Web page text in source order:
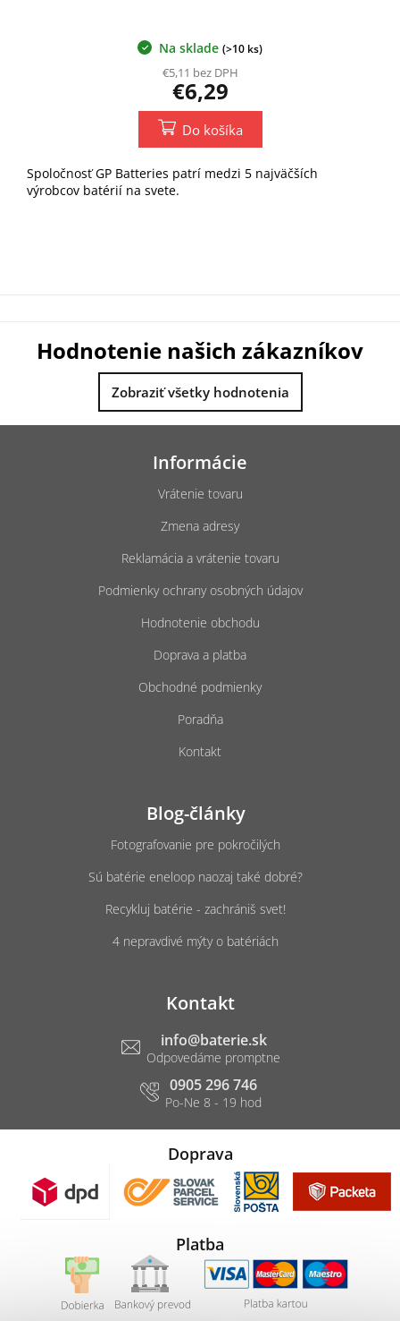
Na sklade (>10 ks)
€5,11 bez DPH
€6,29
Do košíka
Spoločnosť GP Batteries patrí medzi 5 najväčších
výrobcov batérií na svete.
Hodnotenie našich zákazníkov
Zobraziť všetky hodnotenia
Z
Informácie
Vrátenie tovaru
Zmena adresy
Reklamácia a vrátenie tovaru
Podmienky ochrany osobných údajov
Hodnotenie obchodu
Doprava a platba
Obchodné podmienky
Poradňa
Kontakt
Blog-články
Fotografovanie pre pokročilých
Sú batérie eneloop naozaj také dobré?
Recykluj batérie - zachrániš svet!
4 nepravdivé mýty o batériách
Kontakt
info@baterie.sk
0905 296 746
Doprava
Platba